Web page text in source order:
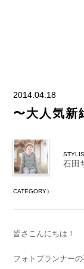
2014.04.18
〜大人気新
石田
CATEGORY）
皆さこんにちは！
フォトプランナーの